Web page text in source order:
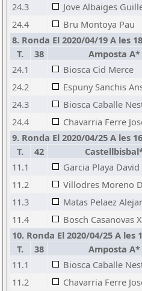
24.3
Jove Albaiges
24.4
Bru Montoya Pau
8. Ronda El 2020/04/19 A les
T.
38 Amposta A*
24.1
Biosca Cid Merce
24.2
Espuny Sanchis
24.3
Biosca Caballe
24.4
Chavarria Ferre
9. Ronda El 2020/04/25 A les
T.
42
11.1
Garcia Playa David
11.2
Villodres Moreno
11.3
Matas Pelaez
11.4
Bosch Casanovas
10. Ronda El 2020/04/25 A les
T.
38 Amposta A*
11.1
Biosca Caballe
11.2
Chavarria Ferre